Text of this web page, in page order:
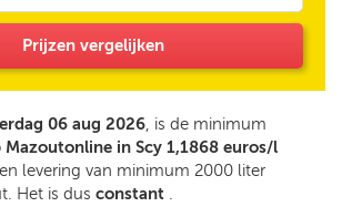
Prijzen vergelijken
06 aug 2026, is de minimum
in Scy 1,1868 euros/l
levering van minimum 2000 liter
Het is dus constant .